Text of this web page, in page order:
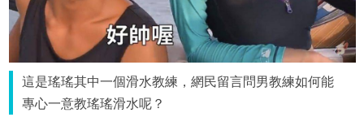
這是瑤瑤其中一個滑水教練，網民留言問男教練如何能
專心一意教瑤瑤滑水呢？